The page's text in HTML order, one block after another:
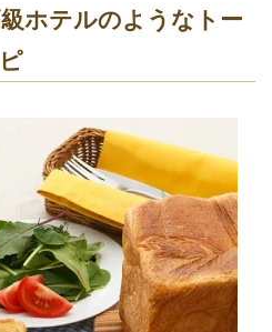
ホテルのようなトー